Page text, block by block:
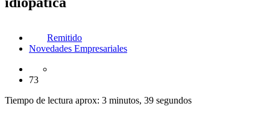
Remitido
Novedades Empresariales
73
Tiempo de lectura aprox: 3 minutos, 39 segundos